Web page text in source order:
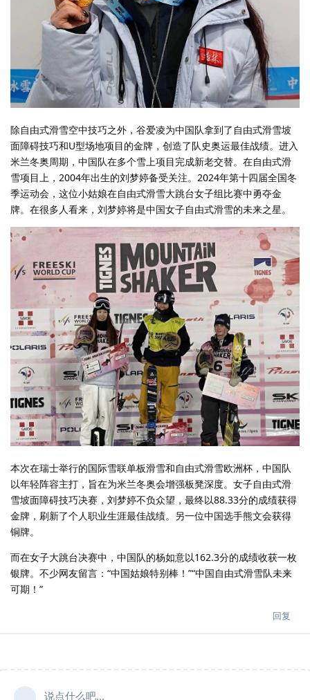
除自由式滑雪空中技巧之外，谷爱凌为中国队拿到了自由式滑雪坡
面障碍技巧和U型场地项目的金牌，创造了队史奥运最佳战绩。进入
米兰冬奥周期，中国队在多个雪上项目完成新老交替。在自由式滑
雪项目上，2004年出生的刘梦婷备受关注。2024年第十四届全国冬
季运动会，这位小姑娘在自由式滑雪大跳台女子组比赛中勇夺金
牌。在很多人看来，刘梦婷将是中国女子自由式滑雪的未来之星。
本次在瑞士举行的国际雪联单板滑雪和自由式滑雪欧洲杯，中国队
以年轻阵容主打，旨在为米兰冬奥会增强板凳深度。女子自由式滑
雪坡面障碍技巧决赛，刘梦婷不负众望，最终以88.33分的成绩获得
金牌，刷新了个人职业生涯最佳战绩。另一位中国选手熊文会获得
铜牌。
而在女子大跳台决赛中，中国队的杨如意以162.3分的成绩收获一枚
银牌。不少网友留言：“中国姑娘特别棒！”“中国自由式滑雪队未来
可期！”
回复
说点什么吧...